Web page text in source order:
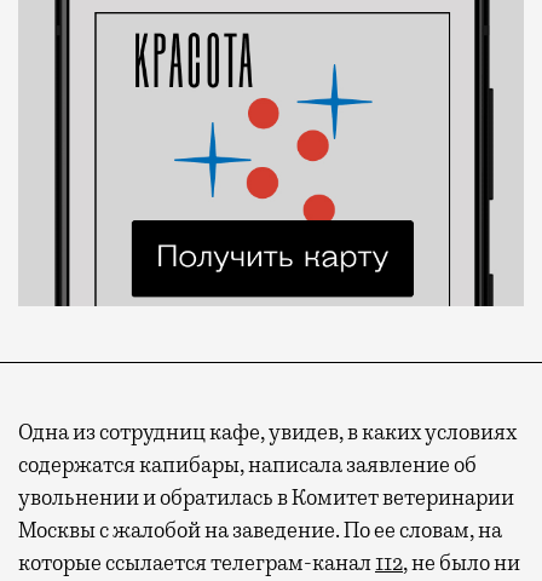
Одна из сотрудниц кафе, увидев, в каких условиях
содержатся капибары, написала заявление об
увольнении и обратилась в Комитет ветеринарии
Москвы с жалобой на заведение. По ее словам, на
которые ссылается телеграм-канал112, не было ни